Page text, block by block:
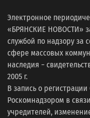
Электронное
«БРЯНСКИЕ НОВОСТИ»
службой по надзору за
сфере массовых
наследия −
2005 г.
В запись о
Роскомнадзором в
учредителей,